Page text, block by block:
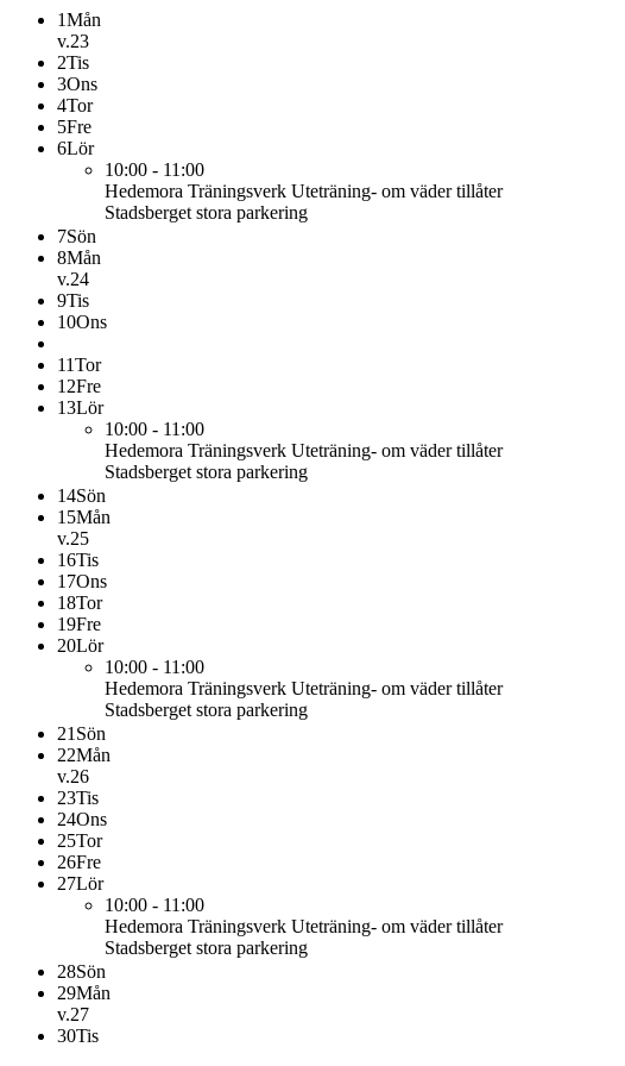
1Mån
v.23
2Tis
3Ons
4Tor
5Fre
6Lör
10:00 - 11:00
Hedemora Träningsverk Uteträning- om väder tillåter
Stadsberget stora parkering
7Sön
8Mån
v.24
9Tis
10Ons
11Tor
12Fre
13Lör
10:00 - 11:00
Hedemora Träningsverk Uteträning- om väder tillåter
Stadsberget stora parkering
14Sön
15Mån
v.25
16Tis
17Ons
18Tor
19Fre
20Lör
10:00 - 11:00
Hedemora Träningsverk Uteträning- om väder tillåter
Stadsberget stora parkering
21 Sön
22Mån
v.26
23Tis
24Ons
25Tor
26Fre
27Lör
10:00 - 11:00
Hedemora Träningsverk Uteträning- om väder tillåter
Stadsberget stora parkering
28Sön
29Mån
v.27
30Tis